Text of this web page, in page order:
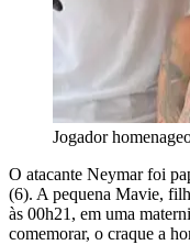
Jogador
O atacante Neymar foi
(6). A pequena Mavie,
às 00h21, em uma
comemorar, o craque a